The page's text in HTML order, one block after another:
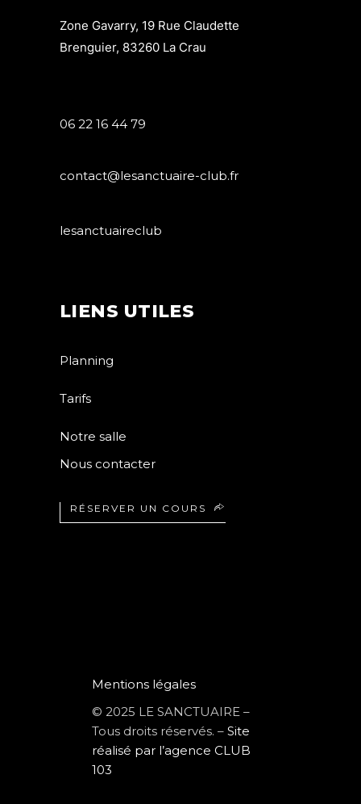
Zone Gavarry, 19 Rue Claudette
Brenguier, 83260 La Crau
06 22 16 44 79
contact@lesanctuaire-club.fr
lesanctuaireclub
LIENS UTILES
Planning
Tarifs
Notre salle
Nous contacter
RÉSERVER UN COURS
Mentions légales
© 2025 LE SANCTUAIRE –
Tous droits réservés. – Site
réalisé par l’agence CLUB
103